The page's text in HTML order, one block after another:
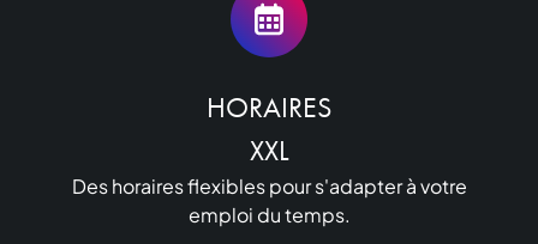
HORAIRES
XXL
Des horaires flexibles pour s'adapter à votre
emploi du temps.